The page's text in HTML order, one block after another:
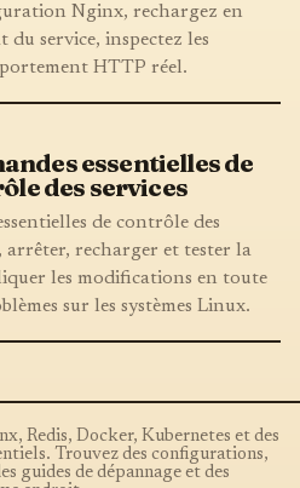
Nginx, rechargez en
service, inspectez les
HTTP réel.
essentielles de
des services
de contrôle des
arrêter, recharger et tester la
les modifications en toute
sur les systèmes Linux.
Redis, Docker, Kubernetes et des
Trouvez des configurations,
guides de dépannage et des